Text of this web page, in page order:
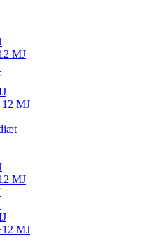
MJ
MJ
MJ
MJ